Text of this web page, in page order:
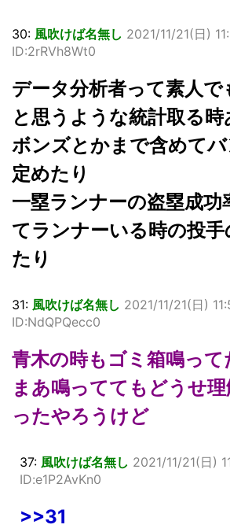
30: 風吹けば名無し 2021/11/21(日)
ID:2rRVh8Wt0
データ分析者って素人
と思うような統計取る
ボンズとかまで含めて
定めたり
一塁ランナーの盗塁成功
てランナーいる時の投手
たり
31: 風吹けば名無し 2021/11/21(日)
ID:NdQPQecc0
青木の時もゴミ箱鳴って
まあ鳴っててもどうせ
ったやろうけど
37: 風吹けば名無し 2021/11/21(日)
ID:e1P2AvKn0
>>31